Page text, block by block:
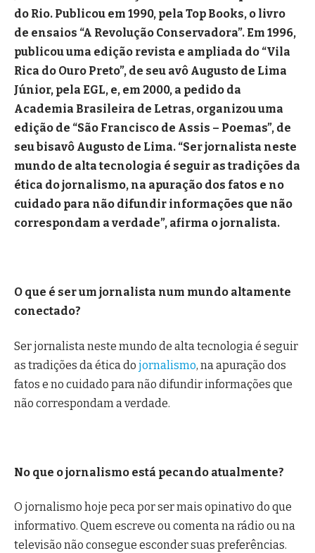
do Rio. Publicou em 1990, pela Top Books, o livro
de ensaios “A Revolução Conservadora”. Em 1996,
publicou uma edição revista e ampliada do “Vila
Rica do Ouro Preto”, de seu avô Augusto de Lima
Júnior, pela EGL, e, em 2000, a pedido da
Academia Brasileira de Letras, organizou uma
edição de “São Francisco de Assis – Poemas”, de
seu bisavô Augusto de Lima. “Ser jornalista neste
mundo de alta tecnologia é seguir as tradições da
ética do jornalismo, na apuração dos fatos e no
cuidado para não difundir informações que não
correspondam a verdade”, afirma o jornalista.
O que é ser um jornalista num mundo altamente
conectado?
Ser jornalista neste mundo de alta tecnologia é seguir
as tradições da ética do jornalismo, na apuração dos
fatos e no cuidado para não difundir informações que
não correspondam a verdade.
No que o jornalismo está pecando atualmente?
O jornalismo hoje peca por ser mais opinativo do que
informativo. Quem escreve ou comenta na rádio ou na
televisão não consegue esconder suas preferências.